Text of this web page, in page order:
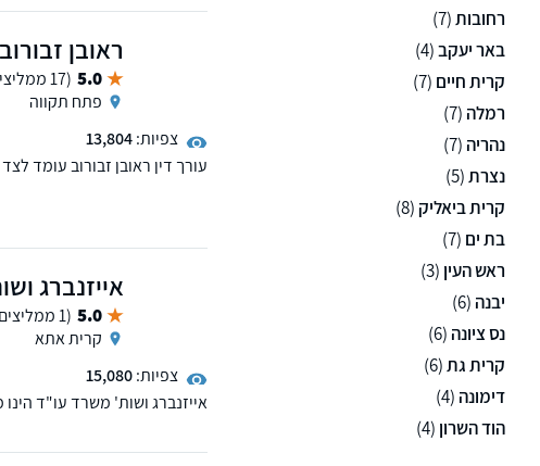
רחובות(7)
באר יעקב(4)
קרית חיים (7)
רמלה (7)
נהריה (7)
נצרת(5)
קרית ביאליק(8)
בת ים (7)
ראש העין (3)
יבנה (6)
נס ציונה (6)
קרית גת(6)
דימונה (4)
הוד השרון (4)
ראובן
5.0 (17 ממליצים)
פתח תקווה
צפיות:13,804
עורך דין ראובן זבורוב עומד
אייזנברג
5.0 (1 ממליצים)
קרית אתא
צפיות:15,080